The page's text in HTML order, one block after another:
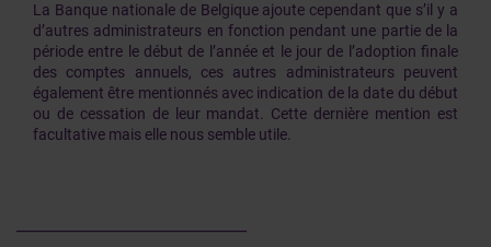
La Banque nationale de Belgique ajoute cependant que s’il y a
d’autres administrateurs en fonction pendant une partie de la
période entre le début de l’année et le jour de l’adoption finale
des comptes annuels, ces autres administrateurs peuvent
également être mentionnés avec indication de la date du début
ou de cessation de leur mandat. Cette dernière mention est
facultative mais elle nous semble utile.